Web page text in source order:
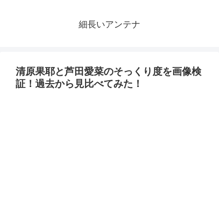
細長いアンテナ
清原果耶と芦田愛菜のそっくり度を画像検
証！過去から見比べてみた！